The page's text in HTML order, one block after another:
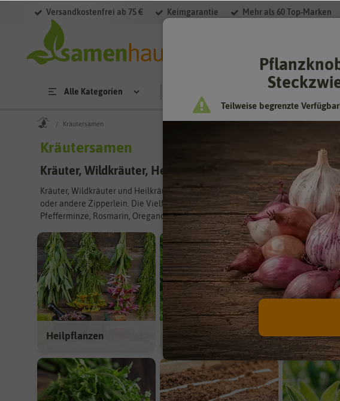
Versandkostenfrei ab 75 € Keimgarantie Mehr als 60 Top-Marken
Alle Kategorien
Kräutersamen
Kräutersamen
Kräuter, Wildkräuter, Heilkräuter – Pflanzen für die Sinne
Kräuter, Wildkräuter und Heilkräuter gehören heute einfach in jeden Garten.
oder andere Zipperlein. Die Vielfalt, die sich heute an Kräutern bietet, ist
Pfefferminze, Rosmarin, Oregano, Lavendel und viele andere Kräuter.
Heilpflanzen Petersilie Basilikum
Filter
Teilweise begrenzte